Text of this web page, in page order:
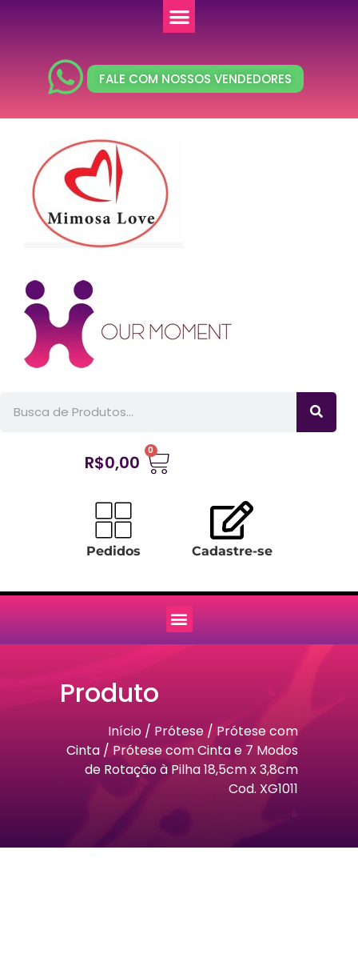
FALE COM NOSSOS VENDEDORES
R$0,00
0
Pedidos Cadastre-se
Produto
Início / Prótese / Prótese com
Cinta / Prótese com Cinta e 7 Modos
de Rotação à Pilha 18,5cm x 3,8cm
Cod. XG1011